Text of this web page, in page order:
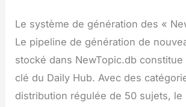
Le système de génération des «
Le pipeline de génération de
stocké dans NewTopic.db
clé du Daily Hub. Avec des
distribution régulée de 50 sujets, le